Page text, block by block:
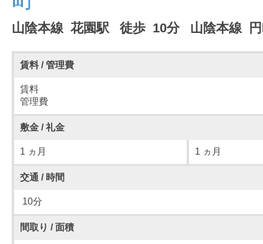
山陰本線 花園駅 徒歩 10分 山陰本線
賃料 / 管理費
賃料
管理費
敷金 / 礼金
1 ヵ月 1 ヵ月
交通 / 時間
10分
間取り / 面積